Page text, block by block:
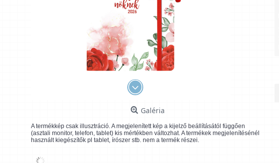
Galéria
A termékkép csak illusztráció. A megjelenített kép a kijelző beállításától függően
(asztali monitor, telefon, tablet) kis mértékben változhat. A termékek megjelenítésénél
használt kiegészítők pl tablet, írószer stb. nem a termék részei.